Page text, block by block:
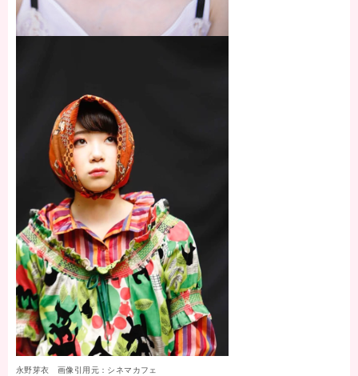
永野芽衣 画像引用元：シネマカフェ